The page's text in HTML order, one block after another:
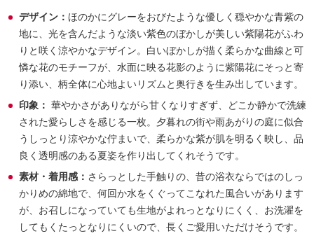
デザイン： ほのかにグレーをおびたような優しく穏やかな青紫の
地に、光を含んだような淡い紫色のぼかしが美しい紫陽花がふわ
りと咲く涼やかなデザイン。白いぼかしが描く柔らかな曲線と可
憐な花のモチーフが、水面に映る花影のように紫陽花にそっと寄
り添い、柄全体に心地よいリズムと奥行きを生み出しています。
印象： 華やかさがありながら甘くなりすぎず、どこか静かで洗練
された愛らしさを感じる一枚。夕暮れの街や雨あがりの庭に似合
うしっとり涼やかな佇まいで、柔らかな紫が肌を明るく映し、品
良く透明感のある夏姿を作り出してくれそうです。
素材・着用感： さらっとした手触りの、昔の浴衣ならではのしっ
かりめの綿地で、何回か水をくぐってこなれた風合いがあります
が、お召しになっていても生地がよれっとなりにくく、お洗濯を
してもくたっとなりにくいので、長くご愛用いただけそうです。